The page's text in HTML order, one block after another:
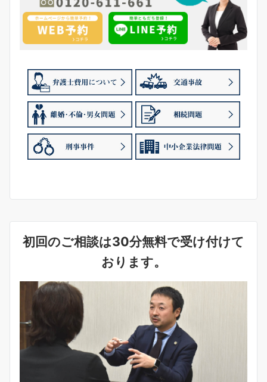
初回のご相談は30分無料で受け付けて
おります。